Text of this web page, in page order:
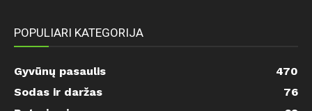
POPULIARI KATEGORIJA
Gyvūnų pasaulis
470
Sodas ir daržas
76